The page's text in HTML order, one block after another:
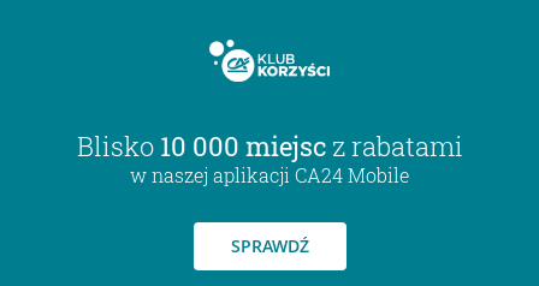
Blisko 10 000 miejsc z rabatami
w naszej aplikacji CA24 Mobile
SPRAWDŹ